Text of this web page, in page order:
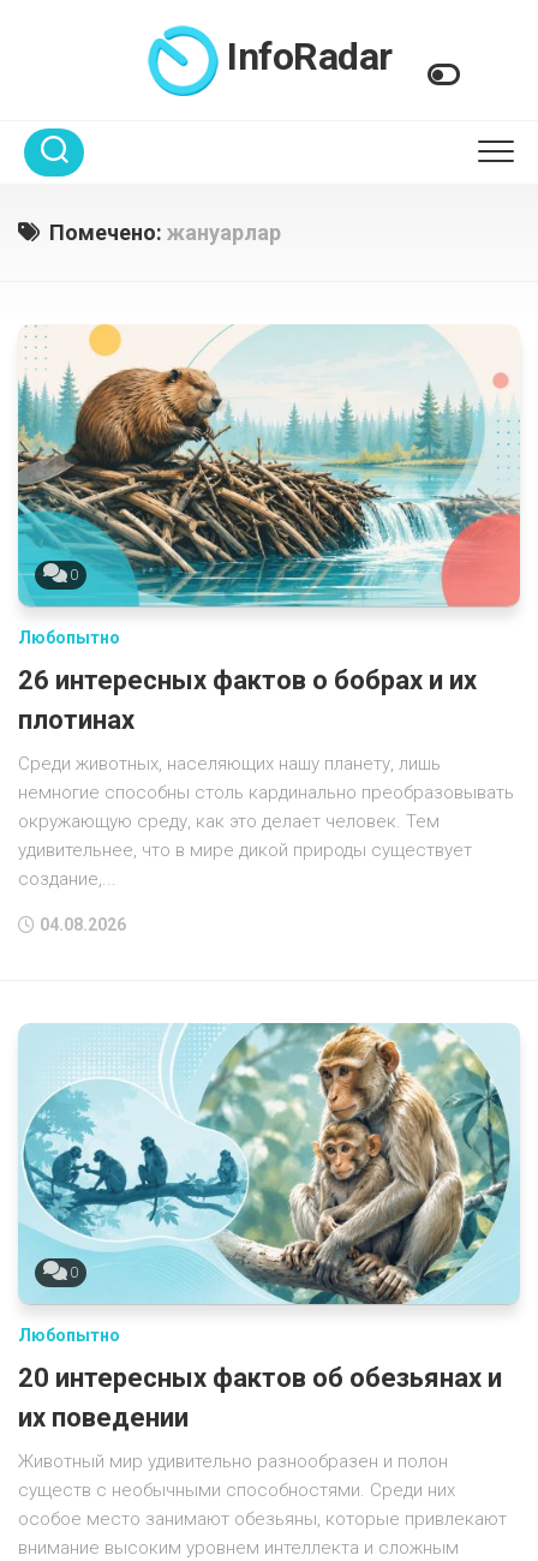
InfoRadar
Помечено: жануарлар
0
Любопытно
26 интересных фактов о бобрах и их
плотинах
Среди животных, населяющих нашу планету, лишь
немногие способны столь кардинально преобразовывать
окружающую среду, как это делает человек. Тем
удивительнее, что в мире дикой природы существует
создание,...
04.08.2026
0
Любопытно
20 интересных фактов об обезьянах и
их поведении
Животный мир удивительно разнообразен и полон
существ с необычными способностями. Среди них
особое место занимают обезьяны, которые привлекают
внимание высоким уровнем интеллекта и сложным